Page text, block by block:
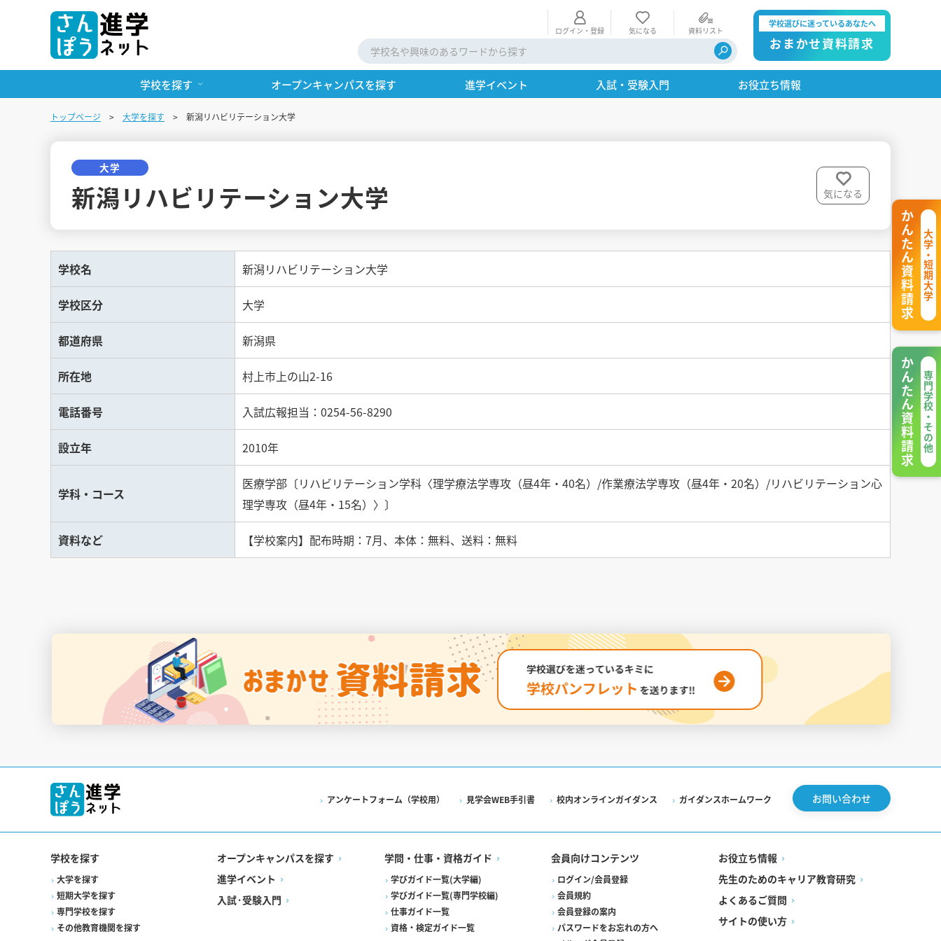
ログイン・登録 気になる 資料リスト
学校選びに迷っているあなたへ
おまかせ資料請求
学校を探す オープンキャンパスを探す 進学イベント 入試・受験入門 お役立ち情報
トップページ 大学を探す 新潟リハビリテーション大学
大学
新潟リハビリテーション大学 気になる
学校名 新潟リハビリテーション大学
学校区分 大学
都道府県 新潟県
所在地 村上市上の山2-16
電話番号 入試広報担当：0254-56-8290
設立年 2010年
学科・コース
医療学部〔リハビリテーション学科〈理学療法学専攻（昼4年・40名）/作業療法学専攻（昼4年・20名）/リハビリテーション心
理学専攻（昼4年・15名）〉〕
資料など 【学校案内】配布時期：7月、本体：無料、送料：無料
大学・短期大学
かんたん資料請求
専門学校・その他
かんたん資料請求
アンケートフォーム（学校用） 見学会WEB手引書 校内オンラインガイダンス ガイダンスホームワーク お問い合わせ
学校を探す
大学を探す
短期大学を探す
専門学校を探す
その他教育機関を探す
オープンキャンパスを探す
進学イベント
入試·受験入門
学問・仕事・資格ガイド
学びガイド一覧(大学編)
学びガイド一覧(専門学校編)
仕事ガイド一覧
資格・検定ガイド一覧
会員向けコンテンツ
ログイン/会員登録
会員規約
会員登録の案内
パスワードをお忘れの方へ
お役立ち情報
先生のためのキャリア教育研究
よくあるご質問
サイトの使い方